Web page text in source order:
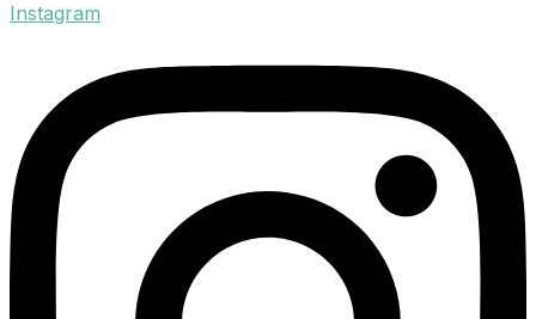
Instagram